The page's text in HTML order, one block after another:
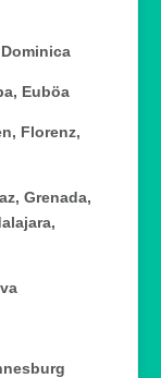
Euböa
Florenz,
Grenada,